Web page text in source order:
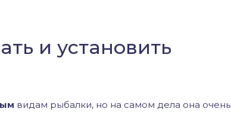
и установить
видам рыбалки, но на самом дела она очень